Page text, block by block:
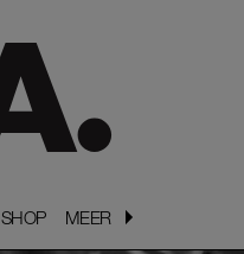
SHOP
SHOP MEER
MEER